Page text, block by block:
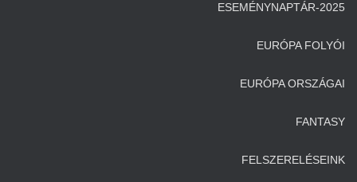
ESEMÉNYNAPTÁR-2025
EURÓPA FOLYÓI
EURÓPA ORSZÁGAI
FANTASY
FELSZERELÉSEINK